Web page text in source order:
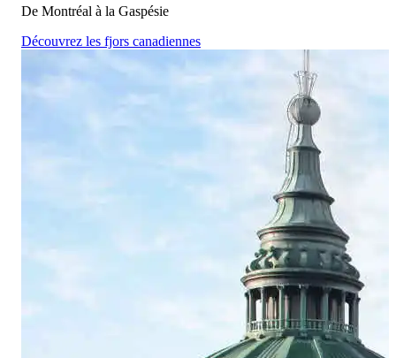
De Montréal à la Gaspésie
Découvrez les fjors canadiennes